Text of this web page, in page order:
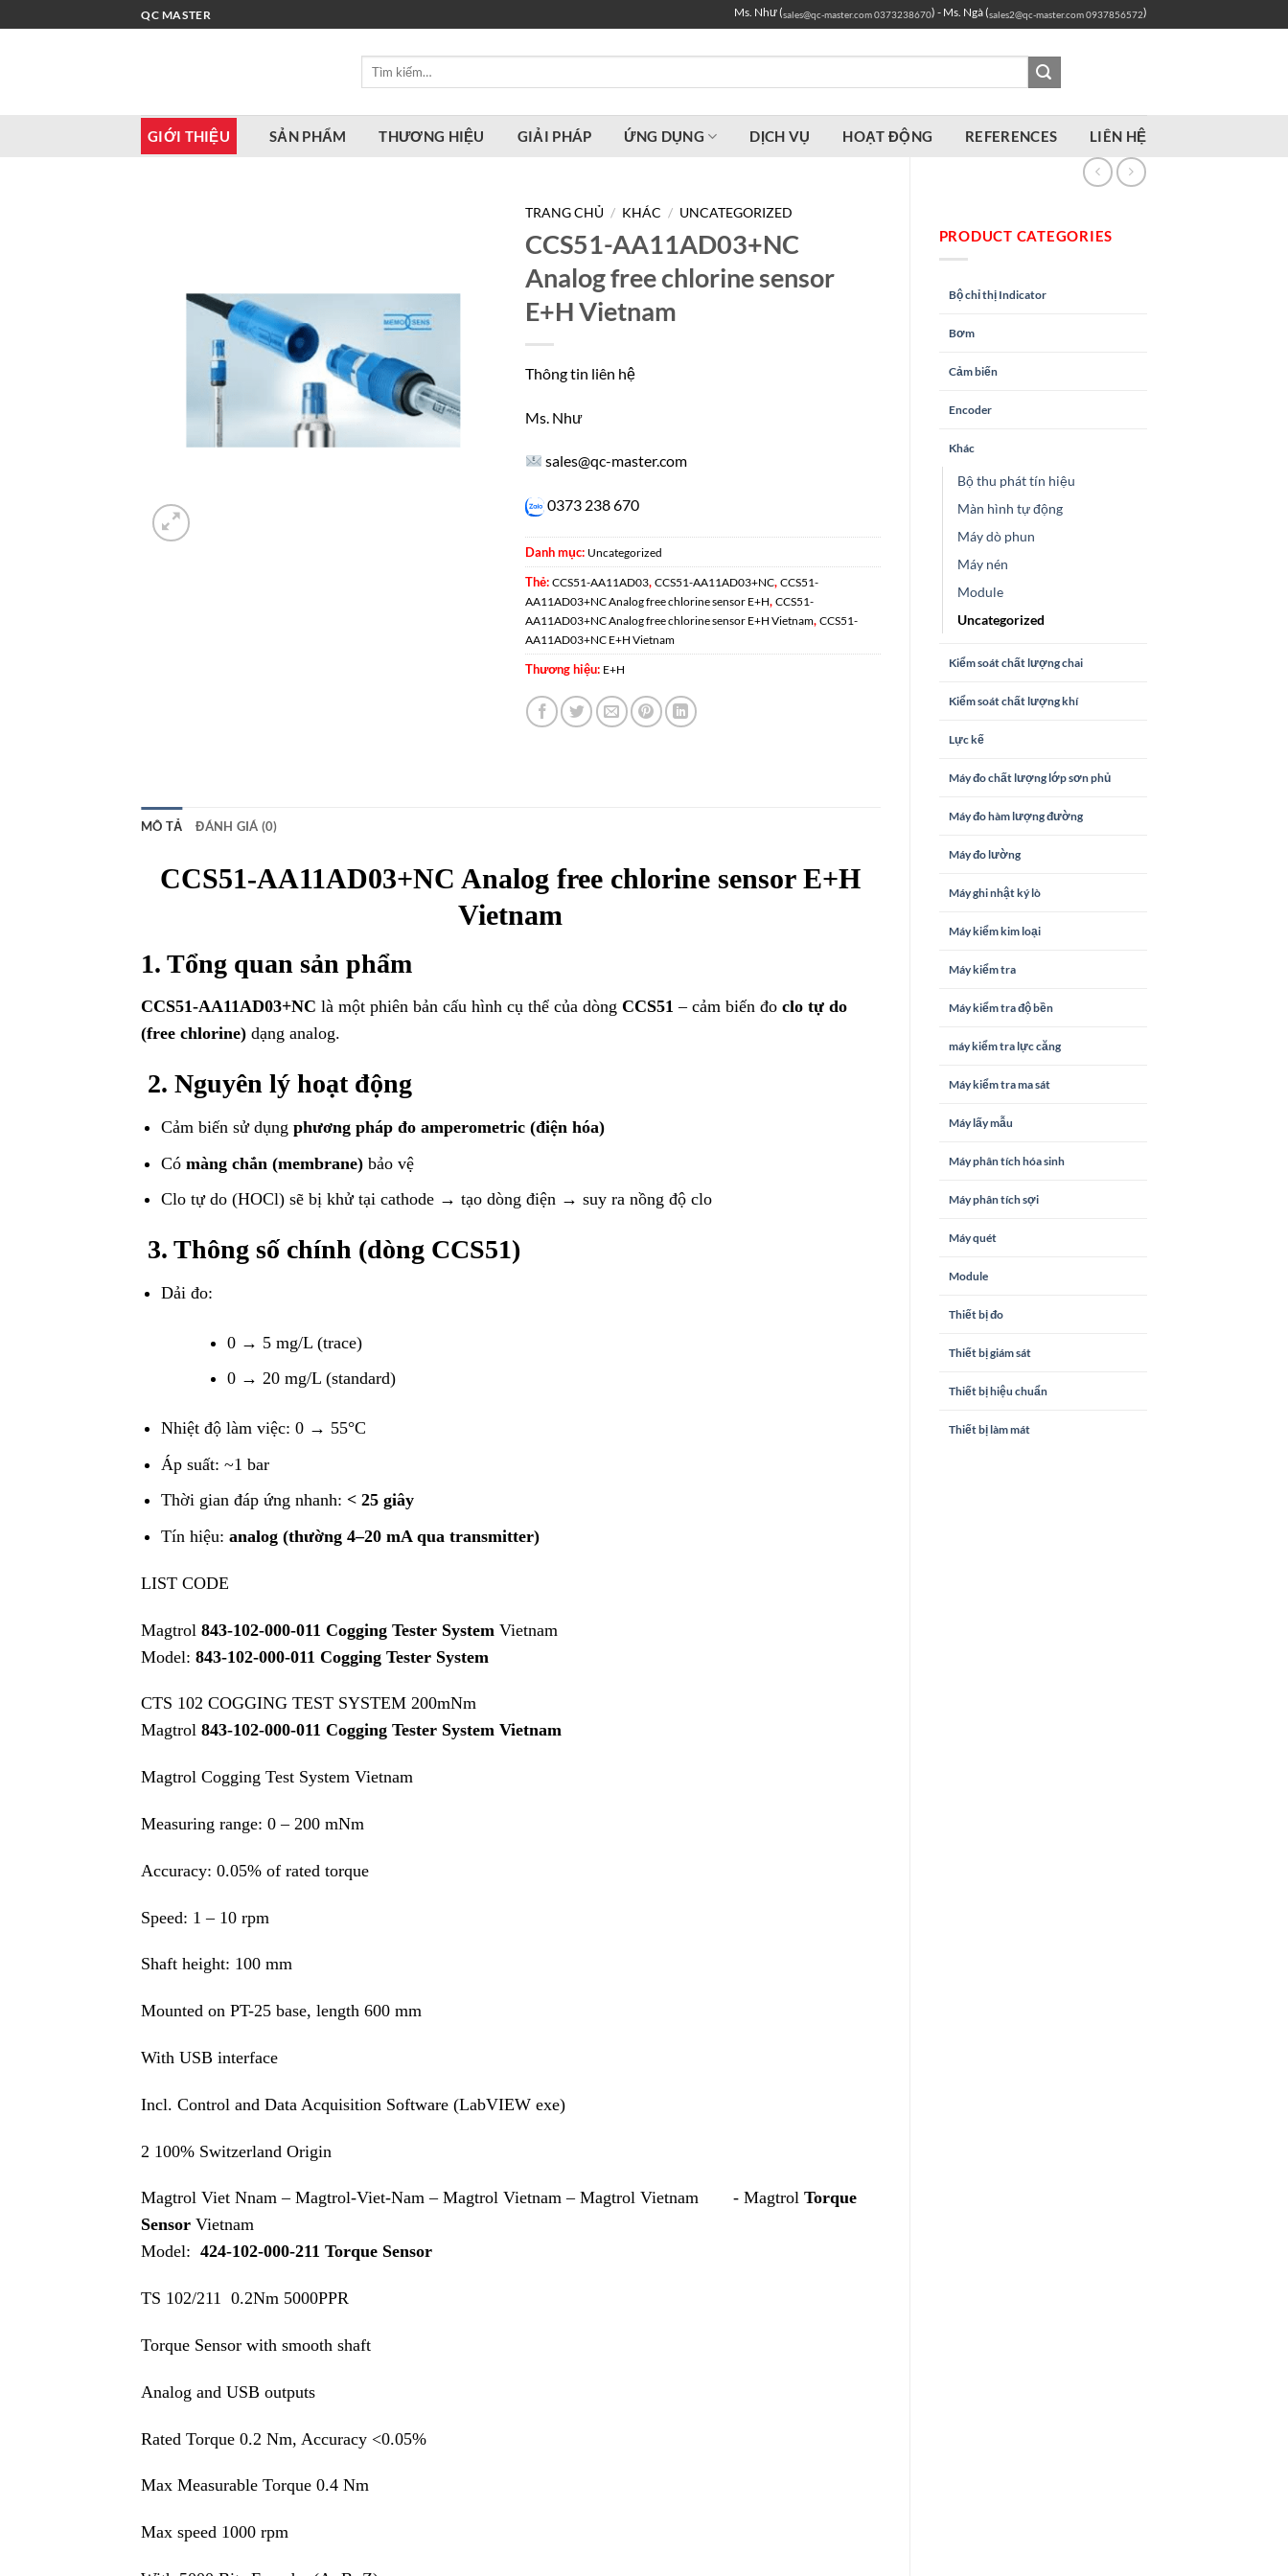
qua
QC MASTER Ms. Như (sales@qc-master.com0373238670) - Ms. Ngà (sales2@qc-master.com0937856572)
Tìm
GIỚI THIỆU SẢN PHẨM THƯƠNG HIỆU GIẢI PHÁP ỨNG DỤNG DỊCH VỤ HOẠT ĐỘNG REFERENCES LIÊN HỆ
PRODUCT CATEGORIES
Bộ chỉ thị Indicator
Bơm
Cảm biến
Encoder
Khác
Bộ thu phát tín hiệu
Màn hình tự động
Máy dò phun
Máy nén
Module
Uncategorized
Kiểm soát chất lượng chai
Kiểm soát chất lượng khí
Lực kế
Máy đo chất lượng lớp sơn phủ
Máy đo hàm lượng đường
Máy đo lường
Máy ghi nhật ký lò
Máy kiểm kim loại
Máy kiểm tra
Máy kiểm tra độ bền
máy kiểm tra lực căng
Máy kiểm tra ma sát
Máy lấy mẫu
Máy phân tích hóa sinh
Máy phân tích sợi
Máy quét
Module
Thiết bị đo
Thiết bị giám sát
Thiết bị hiệu chuẩn
Thiết bị làm mát
TRANG CHỦ / KHÁC / UNCATEGORIZED
CCS51-AA11AD03+NC
Analog free chlorine sensor
E+H Vietnam
Thông tin liên hệ
Ms. Như
sales@qc-master.com
0373 238 670
Danh mục: Uncategorized
Thẻ: CCS51-AA11AD03, CCS51-AA11AD03+NC, CCS51-
AA11AD03+NC Analog free chlorine sensor E+H, CCS51-
AA11AD03+NC Analog free chlorine sensor E+H Vietnam, CCS51-
AA11AD03+NC E+H Vietnam
Thương hiệu: E+H
MÔ TẢ ĐÁNH GIÁ (0)
CCS51-AA11AD03+NC Analog free chlorine sensor E+H
Vietnam
1. Tổng quan sản phẩm
CCS51-AA11AD03+NC là một phiên bản cấu hình cụ thể của dòng CCS51 – cảm biến đo clo tự do
(free chlorine) dạng analog.
2. Nguyên lý hoạt động
Cảm biến sử dụng phương pháp đo amperometric (điện hóa)
Có màng chắn (membrane)bảo vệ
Clo tự do (HOCl) sẽ bị khử tại cathode → tạo dòng điện → suy ra nồng độ clo
3. Thông số chính (dòng CCS51)
Dải đo:
0 → 5 mg/L (trace)
0 → 20 mg/L (standard)
Nhiệt độ làm việc: 0 → 55°C
Áp suất: ~1 bar
Thời gian đáp ứng nhanh: < 25 giây
Tín hiệu: analog (thường 4–20 mA qua transmitter)
LIST CODE
Magtrol 843-102-000-011 Cogging Tester System Vietnam
Model: 843-102-000-011 Cogging Tester System
CTS 102 COGGING TEST SYSTEM 200mNm
Magtrol 843-102-000-011 Cogging Tester System Vietnam
Magtrol Cogging Test System Vietnam
Measuring range: 0 – 200 mNm
Accuracy: 0.05% of rated torque
Speed: 1 – 10 rpm
Shaft height: 100 mm
Mounted on PT-25 base, length 600 mm
With USB interface
Incl. Control and Data Acquisition Software (LabVIEW exe)
2 100% Switzerland Origin
Magtrol Viet Nnam – Magtrol-Viet-Nam – Magtrol Vietnam – Magtrol Vietnam - Magtrol Torque
Sensor Vietnam
Model: 424-102-000-211 Torque Sensor
TS 102/211 0.2Nm 5000PPR
Torque Sensor with smooth shaft
Analog and USB outputs
Rated Torque 0.2 Nm, Accuracy <0.05%
Max Measurable Torque 0.4 Nm
Max speed 1000 rpm